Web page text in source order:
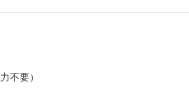
ャム、お菓子などの加工品に加え、
たワイン造りも進められており、２０
不要）